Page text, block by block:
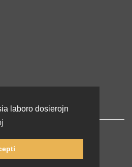
laboro dosierojn
lernu.net |Impressum